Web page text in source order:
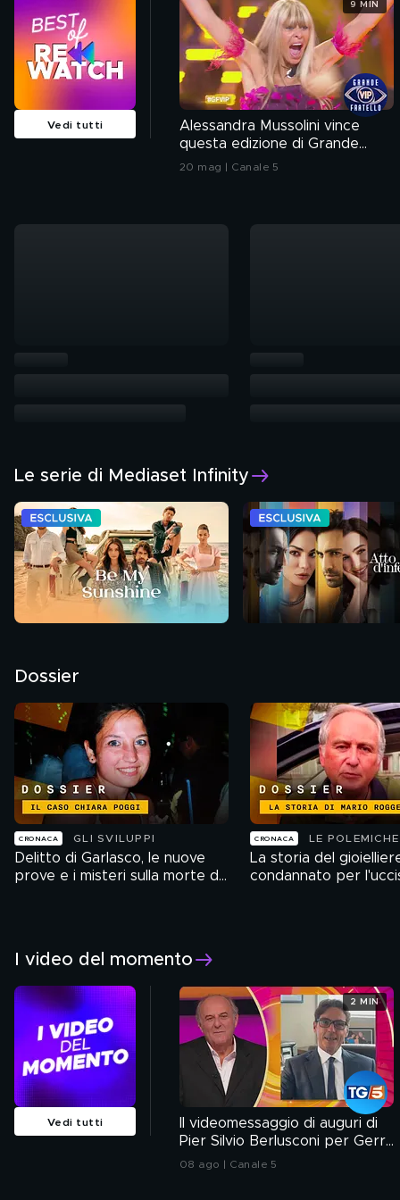
Vedi tutti
Alessandra Mussolini vince
questa edizione di Grande
Fratello VIP
20 mag | Canale 5
9 MIN
Le serie di Mediaset Infinity
Dossier
CRONACA GLI SVILUPPI
Delitto di Garlasco, le nuove
prove e i misteri sulla morte di
CRONACA LE POLEMICHE
La storia del
condannato per
I video del momento
Vedi tutti
Il videomessaggio di auguri di
Pier Silvio Berlusconi per Gerry
Scotti
08 ago | Canale 5
2 MIN